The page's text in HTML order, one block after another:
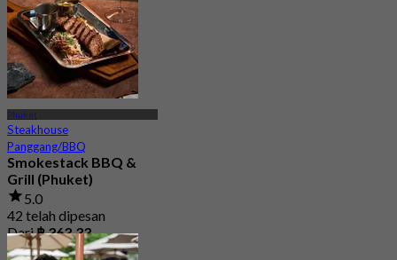
Phuket
Steakhouse
Panggang/BBQ
Smokestack BBQ &
Grill (Phuket)
5.0
42 telah dipesan
Dari฿ 363.33